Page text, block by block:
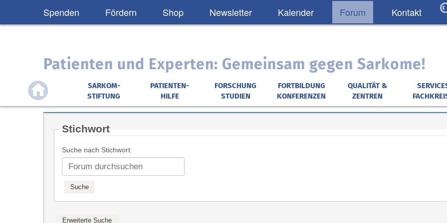
Spenden Fördern Shop Newsletter Kalender Forum Kontakt
Patienten und Experten: Gemeinsam gegen Sarkome!
SARKOM-
STIFTUNG
PATIENTEN-
HILFE
FORSCHUNG
STUDIEN
FORTBILDUNG
KONFERENZEN
QUALITÄT &
ZENTREN
Stichwort
Suche nach Stichwort: